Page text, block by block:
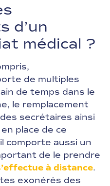
d’un
médical ?
de multiples
de temps dans le
le remplacement
secrétaires ainsi
place de ce
comporte aussi un
de le prendre
à distance.
exonérés des